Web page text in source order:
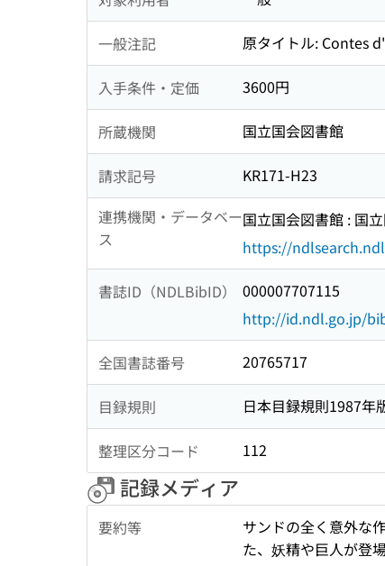
一般注記 原タイトル: Contes
入手条件・定価 3600円
所蔵機関 国立国会図書館
請求記号
KR171-H23
連携機関・データベー
ス
国立国会図書館 : 国
https://
書誌ID（NDLBibID）
000007707115
http://id.ndl.go.jp/
全国書誌番号 20765717
目録規則 日本目録規則1987年
整理区分コード 112
記録メディア
要約等
サンドの全く意外な
た、妖精や巨人が登